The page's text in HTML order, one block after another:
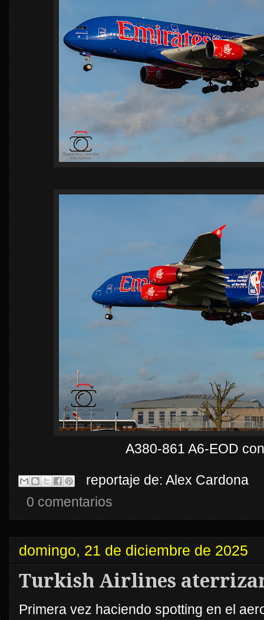
A380-861 A6-EOD
reportaje de: Alex Cardona
0 comentarios
domingo, 21 de diciembre de 2025
Turkish Airlines
Primera vez haciendo spotting en el